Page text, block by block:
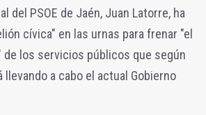
del PSOE de Jaén, Juan Latorre, ha
cívica" en las urnas para frenar "el
de los servicios públicos que según
a cabo el actual Gobierno